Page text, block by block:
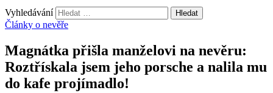
Vyhledávání
Články o nevěře
Magnátka přišla manželovi na nevěru:
Roztřískala jsem jeho porsche a nalila mu
do kafe projímadlo!